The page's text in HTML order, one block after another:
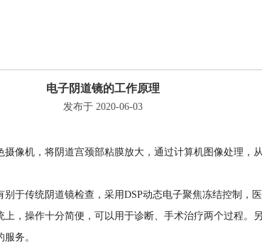
电子阴道镜的工作原理
发布于 2020-06-03
像机，将阴道宫颈部粘膜放大，通过计算机图像处理，
于传统阴道镜检查，采用DSP动态电子聚焦冻结控制，
，操作十分简便，可以用于诊断、手术治疗两个过程
务。